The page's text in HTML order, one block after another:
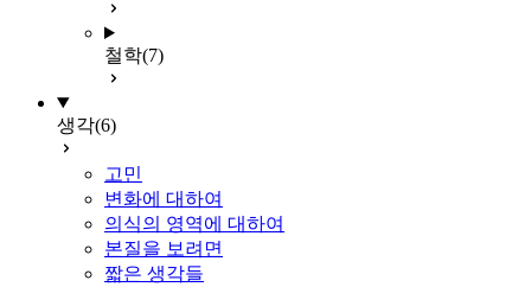
철학(7)
생각(6)
고민
변화에 대하여
의식의 영역에 대하여
본질을 보려면
짧은 생각들